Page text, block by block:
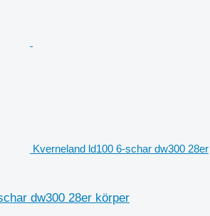
Kverneland ld100 6-schar dw300 28er
dw300 28er körper